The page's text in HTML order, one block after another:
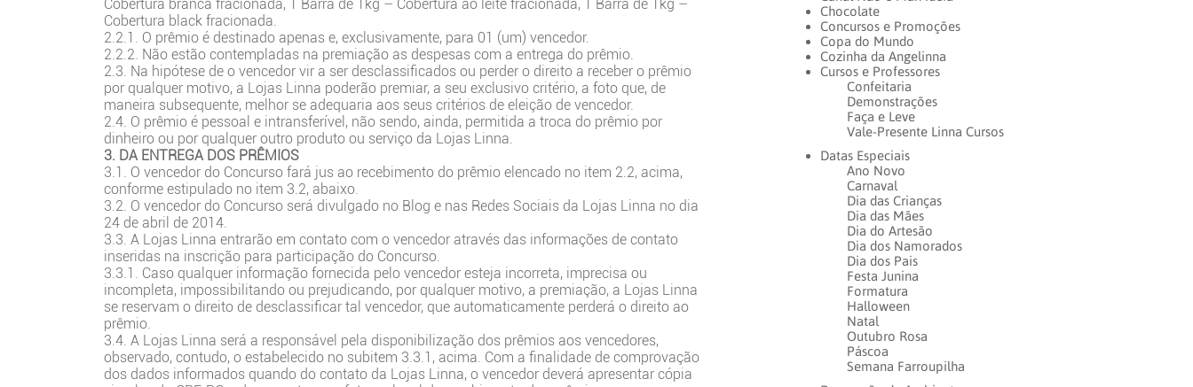
Cobertura branca fracionada, 1 Barra de 1kg – Cobertura ao leite fracionada, 1 Barra de 1kg –
Cobertura black fracionada.
2.2.1. O prêmio é destinado apenas e, exclusivamente, para 01 (um) vencedor.
2.2.2. Não estão contempladas na premiação as despesas com a entrega do prêmio.
2.3. Na hipótese de o vencedor vir a ser desclassificados ou perder o direito a receber o prêmio
por qualquer motivo, a Lojas Linna poderão premiar, a seu exclusivo critério, a foto que, de
maneira subsequente, melhor se adequaria aos seus critérios de eleição de vencedor.
2.4. O prêmio é pessoal e intransferível, não sendo, ainda, permitida a troca do prêmio por
dinheiro ou por qualquer outro produto ou serviço da Lojas Linna.
3. DA ENTREGA DOS PRÊMIOS
3.1. O vencedor do Concurso fará jus ao recebimento do prêmio elencado no item 2.2, acima,
conforme estipulado no item 3.2, abaixo.
3.2. O vencedor do Concurso será divulgado no Blog e nas Redes Sociais da Lojas Linna no dia
24 de abril de 2014.
3.3. A Lojas Linna entrarão em contato com o vencedor através das informações de contato
inseridas na inscrição para participação do Concurso.
3.3.1. Caso qualquer informação fornecida pelo vencedor esteja incorreta, imprecisa ou
incompleta, impossibilitando ou prejudicando, por qualquer motivo, a premiação, a Lojas Linna
se reservam o direito de desclassificar tal vencedor, que automaticamente perderá o direito ao
prêmio.
3.4. A Lojas Linna será a responsável pela disponibilização dos prêmios aos vencedores,
observado, contudo, o estabelecido no subitem 3.3.1, acima. Com a finalidade de comprovação
dos dados informados quando do contato da Lojas Linna, o vencedor deverá apresentar cópia
Chocolate
Concursos e Promoções
Copa do Mundo
Cozinha da Angelinna
Cursos e Professores
Confeitaria
Demonstrações
Faça e Leve
Vale-Presente Linna Cursos
Datas Especiais
Ano Novo
Carnaval
Dia das Crianças
Dia das Mães
Dia do Artesão
Dia dos Namorados
Dia dos Pais
Festa Junina
Formatura
Halloween
Natal
Outubro Rosa
Páscoa
Semana Farroupilha